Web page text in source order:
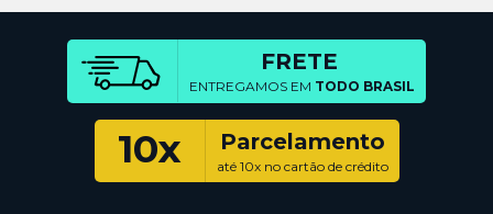
FRETE
ENTREGAMOS EM TODO BRASIL
10x Parcelamento
até 10x no cartão de crédito